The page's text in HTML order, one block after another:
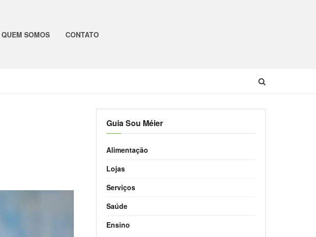
QUEM SOMOS CONTATO
Guia Sou Méier
Alimentação
Lojas
Serviços
Saúde
Ensino